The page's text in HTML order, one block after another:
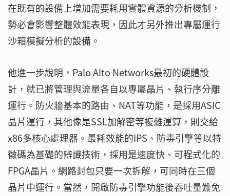
在既有的設備上增加需要耗用實體資源的分析機制，
勢必會影響整體效能表現，因此才另外推出專屬運行
沙箱模擬分析的設備。
他進一步說明，Palo Alto Networks最初的硬體設
計，就已將管理與流量各自以專屬晶片、執行序分離
運行。防火牆基本的路由、NAT等功能，是採用ASIC
晶片運行，其他像是SSL加解密等複雜運算，則交給
x86多核心處理器。最耗效能的IPS、防毒引擎等以特
徵碼為基礎的辨識技術，採用是速度快、可程式化的
FPGA晶片。網路封包只要一次拆解，可同時在三個
晶片中運行。當然，開啟防毒引擎功能後吞吐量難免